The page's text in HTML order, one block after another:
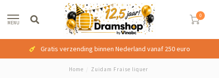
MENU
0
Gratis verzending binnen Nederland vanaf 250 euro
Home Zuidam Fraise liquer